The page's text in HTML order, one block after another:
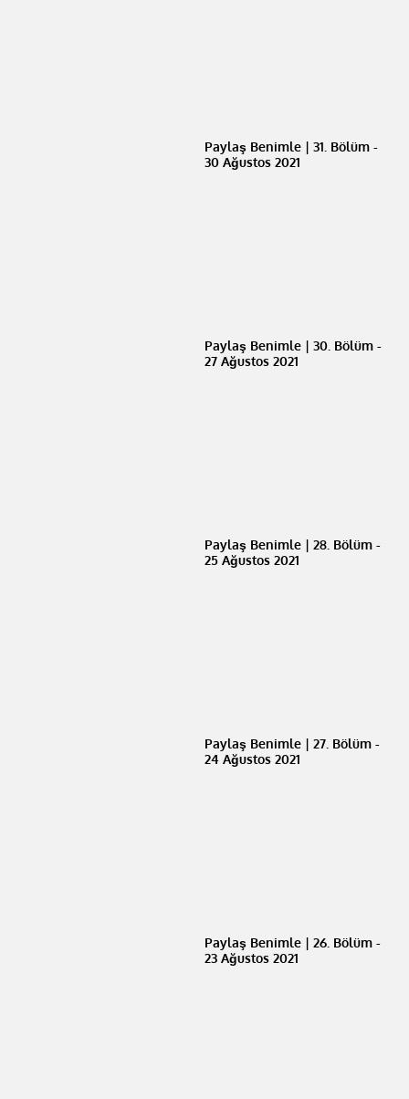
Paylaş Benimle | 31. Bölüm -
30 Ağustos 2021
Paylaş Benimle | 30. Bölüm -
27 Ağustos 2021
Paylaş Benimle | 28. Bölüm -
25 Ağustos 2021
Paylaş Benimle | 27. Bölüm -
24 Ağustos 2021
Paylaş Benimle | 26. Bölüm -
23 Ağustos 2021